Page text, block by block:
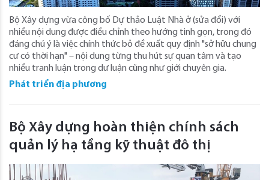
Bộ Xây dựng vừa công bố Dự thảo Luật Nhà ở (sửa đổi) với
nhiều nội dung được điều chỉnh theo hướng tinh gọn, trong đó
đáng chú ý là việc chính thức bỏ đề xuất quy định "sở hữu chung
cư có thời hạn" – nội dung từng thu hút sự quan tâm và tạo
nhiều tranh luận trong dư luận cũng như giới chuyên gia.
Phát triển địa phương
Bộ Xây dựng hoàn thiện chính sách
quản lý hạ tầng kỹ thuật đô thị